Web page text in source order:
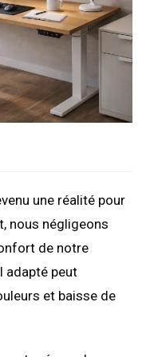
une réalité pour
nous négligeons
de notre
adapté peut
et baisse de